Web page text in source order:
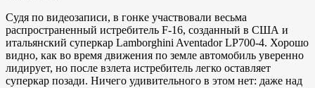
Судя по видеозаписи, в гонке участвовали весьма
распространенный истребитель F-16, созданный в США и
итальянский суперкар Lamborghini Aventador LP700-4. Хорошо
видно, как во время движения по земле автомобиль уверенно
лидирует, но после взлета истребитель легко оставляет
суперкар позади. Ничего удивительного в этом нет: даже над